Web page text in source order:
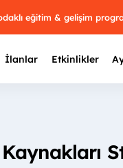
eğitim & gelişim
İlanlar Etkinlikler